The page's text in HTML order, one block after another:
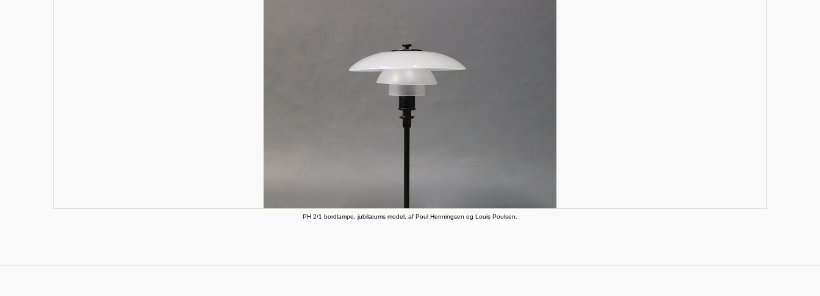
PH 2/1 bordlampe, jubilæums model, af Poul Henningsen og Louis Poulsen.